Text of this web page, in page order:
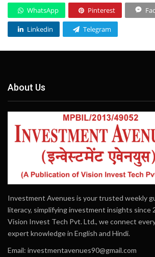
WhatsApp Pinterest
Linkedin Telegram
About Us
Investment Avenues is your trusted weekly
literacy, simplifying investment insights since
Vision Invest Tech Pvt. Ltd., we connect
expert knowledge in English and Hindi.
Email: investmentavenues90@gmail.com